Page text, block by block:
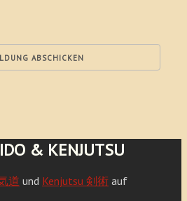
& KENJUTSU
道 und Kenjutsu 剣術 auf